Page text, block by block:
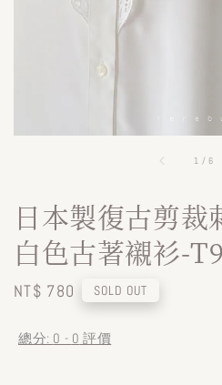
1 / 6
日本製復古剪裁
白色古著襯衫-
Regular
NT$ 780 SOLD OUT
總分: 0 - 0 評價